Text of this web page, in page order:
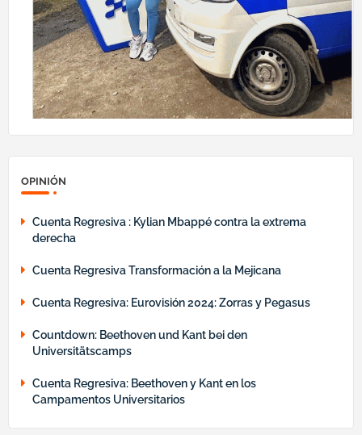
OPINIÓN
Cuenta Regresiva : Kylian Mbappé contra la extrema
derecha
Cuenta Regresiva Transformación a la Mejicana
Cuenta Regresiva: Eurovisión 2024: Zorras y Pegasus
Countdown: Beethoven und Kant bei den
Universitätscamps
Cuenta Regresiva: Beethoven y Kant en los
Campamentos Universitarios